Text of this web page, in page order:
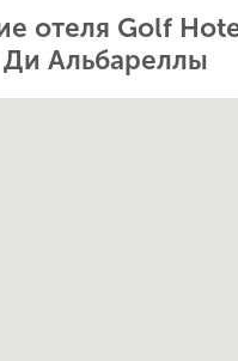
отеля Golf
Альбареллы